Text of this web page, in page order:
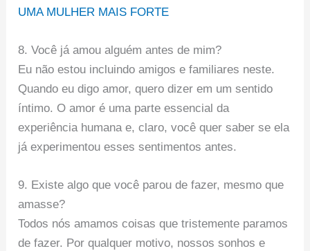
UMA MULHER MAIS FORTE
8. Você já amou alguém antes de mim?
Eu não estou incluindo amigos e familiares neste.
Quando eu digo amor, quero dizer em um sentido
íntimo. O amor é uma parte essencial da
experiência humana e, claro, você quer saber se ela
já experimentou esses sentimentos antes.
9. Existe algo que você parou de fazer, mesmo que
amasse?
Todos nós amamos coisas que tristemente paramos
de fazer. Por qualquer motivo, nossos sonhos e